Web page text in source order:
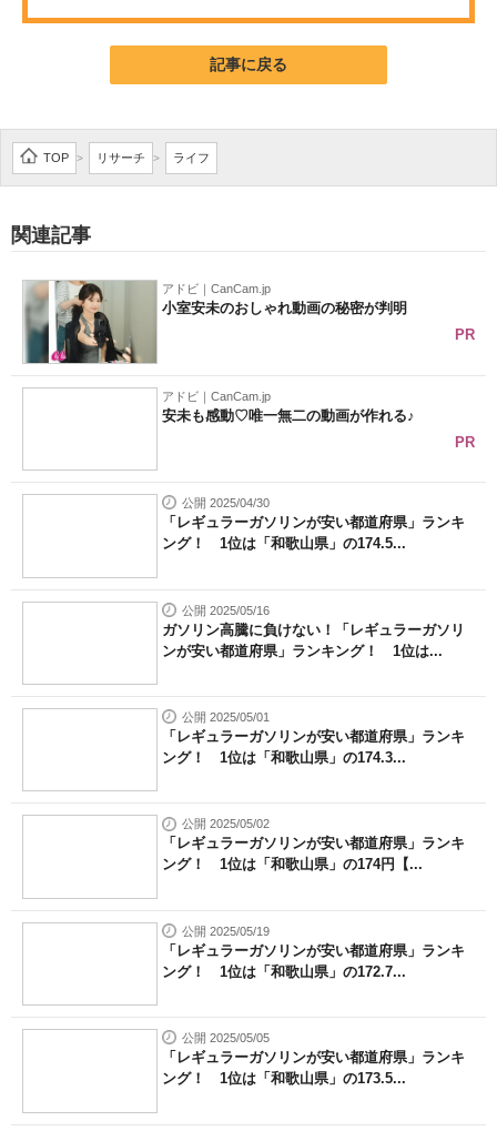
マーケ×ITの今がよく分かる
ITエンジニア向け専門サイト
企業向けIT製品の総合サイト
製造業のIT導入・活用を支援
モノづくり技術者専門サイト
エレクトロニクス専門サイト
エネルギーの専門メディア
ちょっと気になるネットの話題
記事に戻る
TOP > リサーチ > ライフ
関連記事
アドビ｜CanCam.jp
小室安未のおしゃれ動画の秘密が判明
PR
アドビ｜CanCam.jp
安未も感動♡唯一無二の動画が作れる♪
PR
公開 2025/04/30
「レギュラーガソリンが安い都道府県」ランキ
ング！ 1位は「和歌山県」の174.5...
公開 2025/05/16
ガソリン高騰に負けない！「レギュラーガソリ
ンが安い都道府県」ランキング！ 1位は...
公開 2025/05/01
「レギュラーガソリンが安い都道府県」ランキ
ング！ 1位は「和歌山県」の174.3...
公開 2025/05/02
「レギュラーガソリンが安い都道府県」ランキ
ング！ 1位は「和歌山県」の174円【...
公開 2025/05/19
「レギュラーガソリンが安い都道府県」ランキ
ング！ 1位は「和歌山県」の172.7...
公開 2025/05/05
「レギュラーガソリンが安い都道府県」ランキ
ング！ 1位は「和歌山県」の173.5...